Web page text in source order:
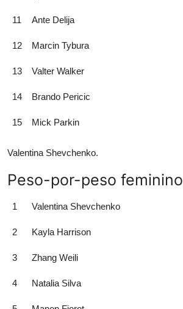
11 Ante Delija
12 Marcin Tybura
13 Valter Walker
14 Brando Pericic
15 Mick Parkin
Valentina Shevchenko.
Peso-por-peso feminino
1 Valentina Shevchenko
2 Kayla Harrison
3 Zhang Weili
4 Natalia Silva